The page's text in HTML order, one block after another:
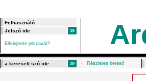
Elfelejtette jelszavát?
Részletes kereső